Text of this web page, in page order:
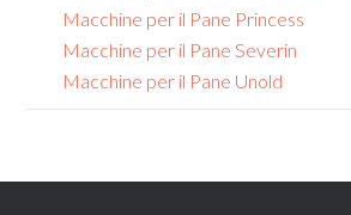
Macchine per il Pane Princess
Macchine per il Pane Severin
Macchine per il Pane Unold